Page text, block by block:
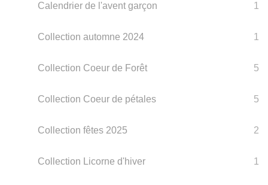
Calendrier de l'avent garçon 1
Collection automne 2024 1
Collection Coeur de Forêt 5
Collection Coeur de pétales 5
Collection fêtes 2025 2
Collection Licorne d'hiver 1